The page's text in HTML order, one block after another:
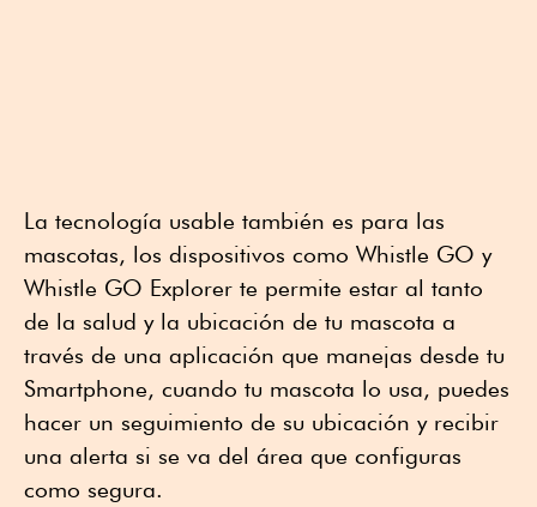
La tecnología usable también es para las
mascotas, los dispositivos como Whistle GO y
Whistle GO Explorer te permite estar al tanto
de la salud y la ubicación de tu mascota a
través de una aplicación que manejas desde tu
Smartphone, cuando tu mascota lo usa, puedes
hacer un seguimiento de su ubicación y recibir
una alerta si se va del área que configuras
como segura.